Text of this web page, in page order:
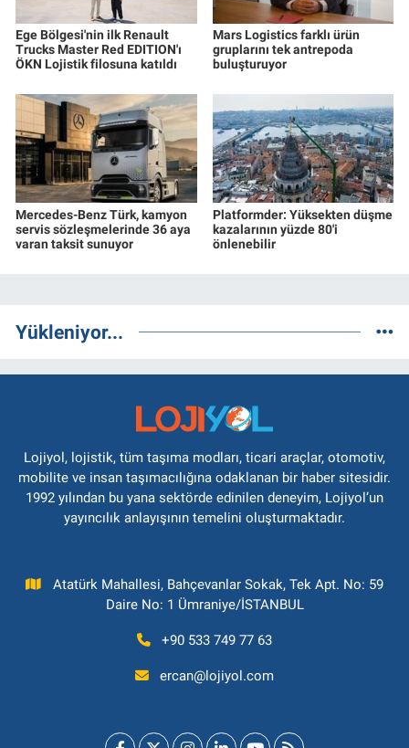
Ege Bölgesi'nin ilk Renault
Trucks Master Red EDITION'ı
ÖKN Lojistik filosuna katıldı
Mars Logistics farklı ürün
gruplarını tek antrepoda
buluşturuyor
Mercedes-Benz Türk, kamyon
servis sözleşmelerinde 36 aya
varan taksit sunuyor
Platformder: Yüksekten düşme
kazalarının yüzde 80'i
önlenebilir
Yükleniyor...
Lojiyol, lojistik, tüm taşıma modları, ticari araçlar, otomotiv,
mobilite ve insan taşımacılığına odaklanan bir haber sitesidir.
1992 yılından bu yana sektörde edinilen deneyim, Lojiyol’un
yayıncılık anlayışının temelini oluşturmaktadır.
Atatürk Mahallesi, Bahçevanlar Sokak, Tek Apt. No: 59
Daire No: 1 Ümraniye/İSTANBUL
+90 533 749 77 63
ercan@lojiyol.com